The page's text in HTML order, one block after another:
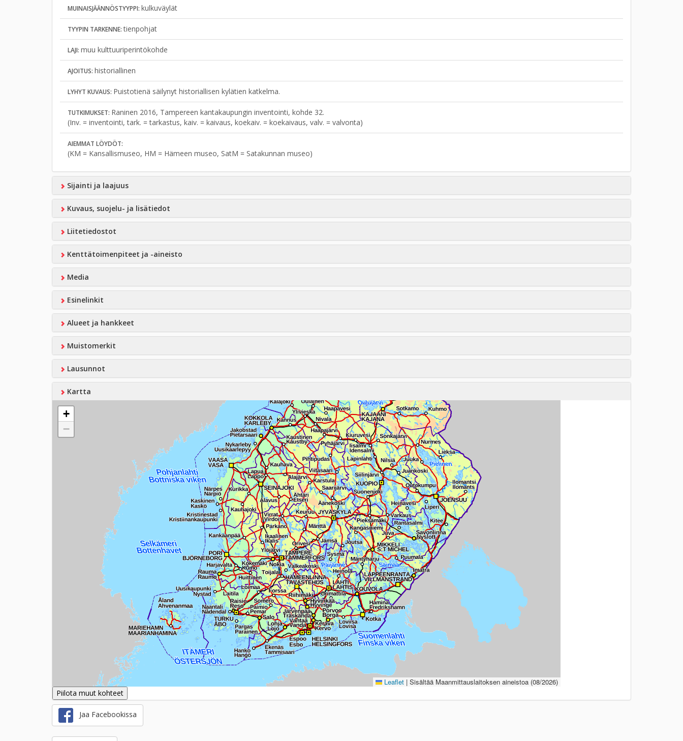
MUINAISJÄÄNNÖSTYYPPI: kulkuväylät
TYYPIN TARKENNE:tienpohjat
LAJI: muu kulttuuriperintökohde
AJOITUS: historiallinen
LYHYT KUVAUS: Puistotienä säilynyt historiallisen kylätien katkelma.
TUTKIMUKSET: Raninen 2016, Tampereen kantakaupungin inventointi, kohde 32.
(Inv. = inventointi, tark. = tarkastus, kaiv. = kaivaus, koekaiv. = koekaivaus, valv. = valvonta)
AIEMMAT LÖYDÖT:
(KM = Kansallismuseo, HM = Hämeen museo, SatM = Satakunnan museo)
Sijainti ja laajuus
Kuvaus, suojelu- ja lisätiedot
Liitetiedostot
Kenttätoimenpiteet ja -aineisto
Media
Esinelinkit
Alueet ja hankkeet
Muistomerkit
Lausunnot
Kartta
+
−
Leaflet | Sisältää Maanmittauslaitoksen aineistoa (08/2026)
Piilota muut kohteet
Jaa Facebookissa